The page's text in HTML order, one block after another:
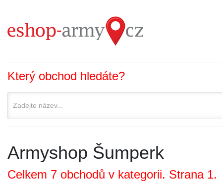
Který obchod hledáte?
Armyshop Šumperk
Celkem 7 obchodů v kategorii. Strana 1.